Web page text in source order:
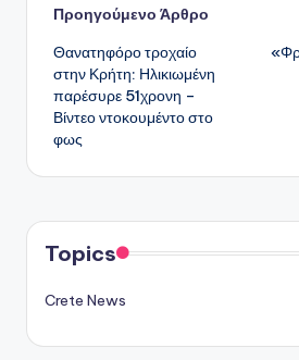
Πλοήγηση
δημοσιεύσεων
Προηγούμενο Άρθρο
Θανατηφόρο τροχαίο
στην Κρήτη: Ηλικιωμένη
παρέσυρε 51χρονη –
Βίντεο ντοκουμέντο στο
φως
Topics
Crete News